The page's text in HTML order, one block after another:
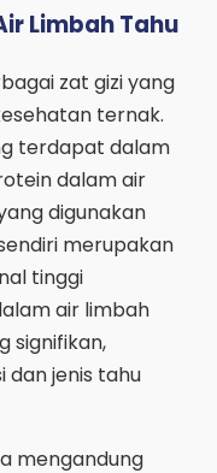
Limbah Tahu
zat gizi yang
ternak.
terdapat dalam
dalam air
digunakan
merupakan
tinggi
air limbah
signifikan,
dan jenis tahu
mengandung